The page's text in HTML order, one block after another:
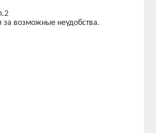
возможные неудобства.